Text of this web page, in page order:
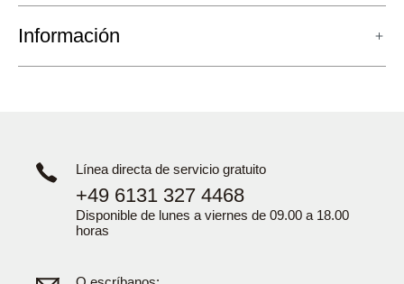
Información
Línea directa de servicio gratuito
+49 6131 327 4468
Disponible de lunes a viernes de 09.00 a 18.00
horas